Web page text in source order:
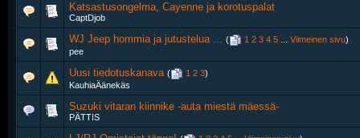
Katsastusongelma, Cayenne ja korotuspalat
CaptDjob
WJ Jeep hommia ja jutustelua ... ( 1 2 3 4 5 Viimeinen sivu)
pee
Uusi tiedotuskanava‎ ( 1 2 3)
KauhiaÄänekäs
Suzuki vitaran kiinnike -auta miestä mäessä-
PÄTTIS